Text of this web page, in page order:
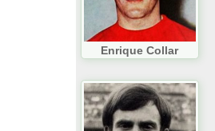
Enrique Collar